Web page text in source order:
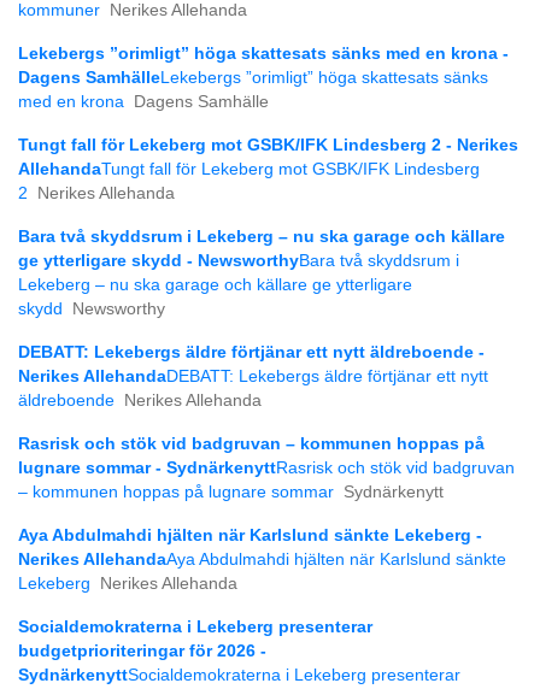
kommuner
Nerikes Allehanda
Lekebergs ”orimligt” höga skattesats sänks med en krona -
Dagens SamhälleLekebergs ”orimligt” höga skattesats sänks
med en krona
Dagens Samhälle
Tungt fall för Lekeberg mot GSBK/IFK Lindesberg 2 - Nerikes
AllehandaTungt fall för Lekeberg mot GSBK/IFK Lindesberg
2
Nerikes Allehanda
Bara två skyddsrum i Lekeberg – nu ska garage och källare
ge ytterligare skydd - NewsworthyBara två skyddsrum i
Lekeberg – nu ska garage och källare ge ytterligare
skydd
Newsworthy
DEBATT: Lekebergs äldre förtjänar ett nytt äldreboende -
Nerikes AllehandaDEBATT: Lekebergs äldre förtjänar ett nytt
äldreboende
Nerikes Allehanda
Rasrisk och stök vid badgruvan – kommunen hoppas på
lugnare sommar - SydnärkenyttRasrisk och stök vid badgruvan
– kommunen hoppas på lugnare sommar Sydnärkenytt
Aya Abdulmahdi hjälten när Karlslund sänkte Lekeberg -
Nerikes AllehandaAya Abdulmahdi hjälten när Karlslund sänkte
Lekeberg
Nerikes Allehanda
Socialdemokraterna i Lekeberg presenterar
budgetprioriteringar för 2026 -
SydnärkenyttSocialdemokraterna i Lekeberg presenterar